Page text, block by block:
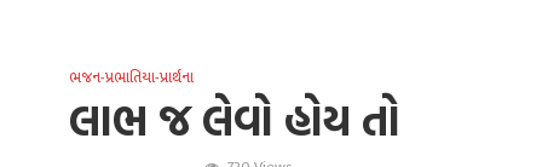
ભજન-પ્રભાતિયા-પ્રાર્થના
લાભ જ લેવો હોય તો